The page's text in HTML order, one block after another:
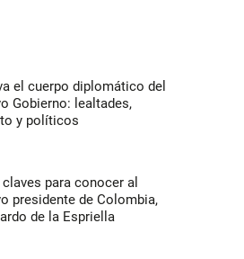
el cuerpo diplomático del
Gobierno: lealtades,
y políticos
claves para conocer al
presidente de Colombia,
de la Espriella